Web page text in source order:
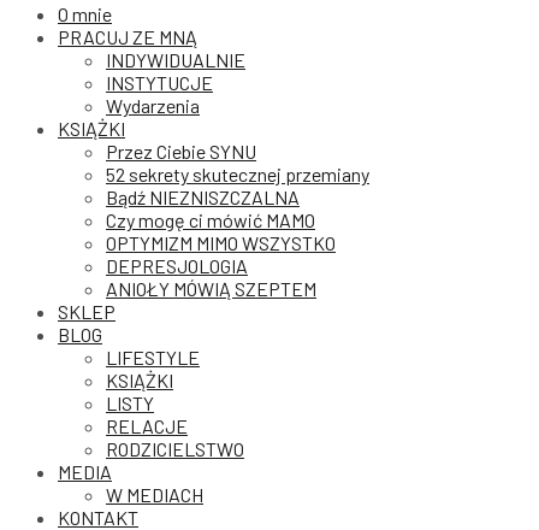
O mnie
PRACUJ ZE MNĄ
INDYWIDUALNIE
INSTYTUCJE
Wydarzenia
KSIĄŻKI
Przez Ciebie SYNU
52 sekrety skutecznej przemiany
Bądź NIEZNISZCZALNA
Czy mogę ci mówić MAMO
OPTYMIZM MIMO WSZYSTKO
DEPRESJOLOGIA
ANIOŁY MÓWIĄ SZEPTEM
SKLEP
BLOG
LIFESTYLE
KSIĄŻKI
LISTY
RELACJE
RODZICIELSTWO
MEDIA
W MEDIACH
KONTAKT